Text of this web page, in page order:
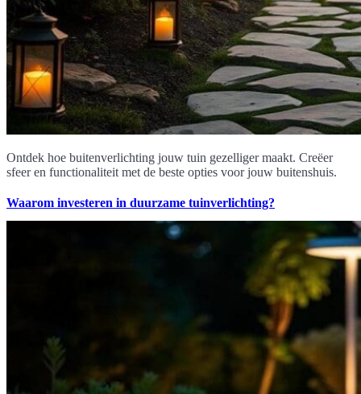
Ontdek hoe buitenverlichting jouw tuin gezelliger maakt. Creëer
sfeer en functionaliteit met de beste opties voor jouw buitenshuis.
Waarom investeren in duurzame tuinverlichting?